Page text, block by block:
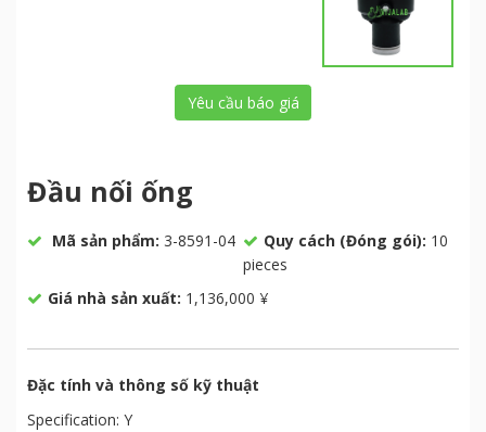
Yêu cầu báo giá
Đầu nối ống
Mã sản phẩm: 3-8591-04 Quy cách (Đóng gói): 10
pieces
Giá nhà sản xuất: 1,136,000 ¥
Đặc tính và thông số kỹ thuật
Specification: Y